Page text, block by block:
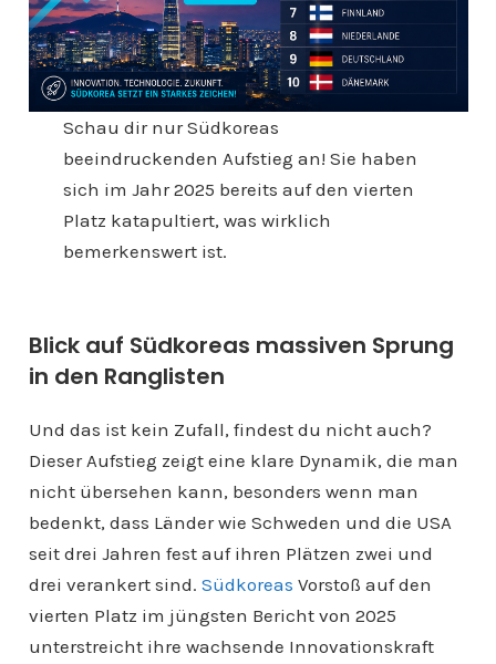
Schau dir nur Südkoreas
beeindruckenden Aufstieg an! Sie haben
sich im Jahr 2025 bereits auf den vierten
Platz katapultiert, was wirklich
bemerkenswert ist.
Blick auf Südkoreas massiven Sprung
in den Ranglisten
Und das ist kein Zufall, findest du nicht auch?
Dieser Aufstieg zeigt eine klare Dynamik, die man
nicht übersehen kann, besonders wenn man
bedenkt, dass Länder wie Schweden und die USA
seit drei Jahren fest auf ihren Plätzen zwei und
drei verankert sind. Südkoreas Vorstoß auf den
vierten Platz im jüngsten Bericht von 2025
unterstreicht ihre wachsende Innovationskraft